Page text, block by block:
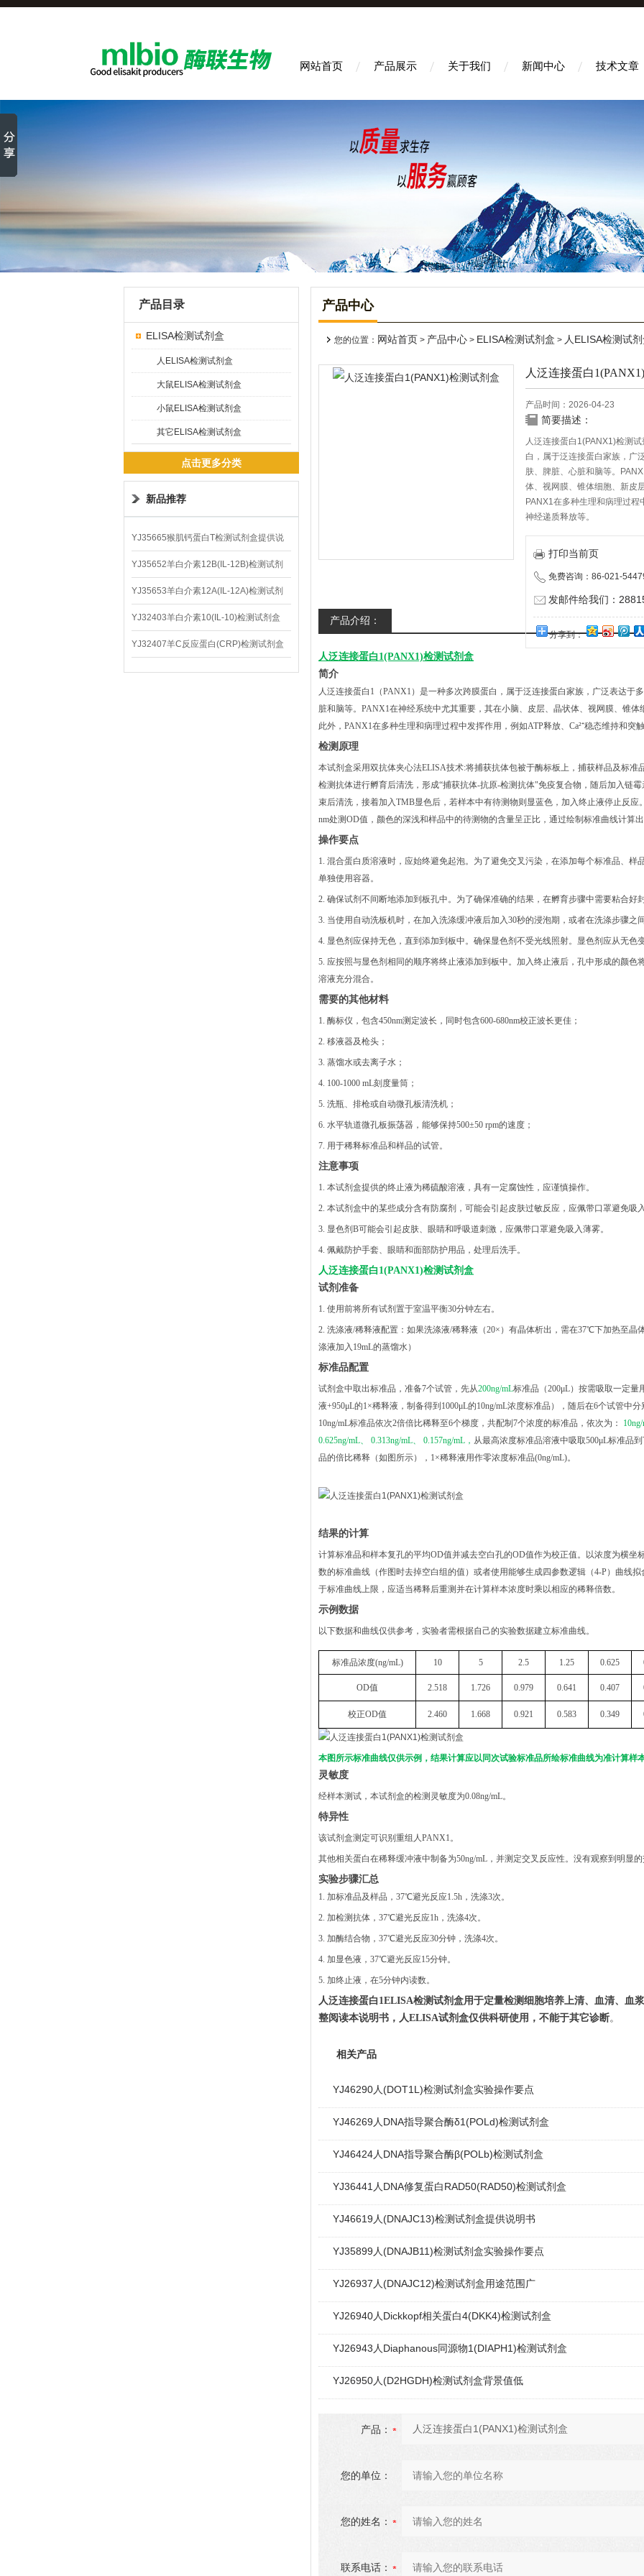
网站首页 产品展示 关于我们 新闻中心 技术文章
产品目录
ELISA检测试剂盒
人ELISA检测试剂盒
大鼠ELISA检测试剂盒
小鼠ELISA检测试剂盒
其它ELISA检测试剂盒
点击更多分类
新品推荐
YJ35665猴肌钙蛋白T检测试剂盒提供说
明书
YJ35652羊白介素12B(IL-12B)检测试剂
盒
YJ35653羊白介素12A(IL-12A)检测试剂
盒
YJ32403羊白介素10(IL-10)检测试剂盒
YJ32407羊C反应蛋白(CRP)检测试剂盒
产品中心
您的位置： 网站首页 > 产品中心 > ELISA检测试剂盒 > 人ELISA检测试
人泛连接蛋白
产品时间：2026-04-23
简要描述：
人泛连接蛋白1(PANX1)检测
白，属于泛连接蛋白家族，广
肤、脾脏、心脏和脑等。
体、视网膜、锥体细胞、新皮
PANX1在多种生理和病理过程
神经递质释放等。
打印当前页
免费咨询：86-021-
发邮件给我们：
分享到：
产品介绍：
人泛连接蛋白1(PANX1)检测试剂盒
简介
人泛连接蛋白 1（PANX1）是一种多次跨膜蛋白，属于泛连接蛋白家族，广泛表达于
脏和脑等。PANX1在神经系统中尤其重要，其在小脑、皮层、晶状体、视网膜、锥
此外，PANX1在多种生理和病理过程中发挥作用，例如ATP释放、Ca²⁺稳态维持和突
检测原理
本试剂盒采用双抗体夹心法ELISA技术:将捕获抗体包被于酶标板上，捕获样品及标准
检测抗体进行孵育后清洗，形成“捕获抗体-抗原-检测抗体"免疫复合物，随后加入链
束后清洗，接着加入TMB显色后，若样本中有待测物则显蓝色，加入终止液停止反
nm处测OD值，颜色的深浅和样品中的待测物的含量呈正比，通过绘制标准曲线计算
操作要点
1. 混合蛋白质溶液时，应始终避免起泡。为了避免交叉污染，在添加每个标准品、
单独使用容器。
2. 确保试剂不间断地添加到板孔中。为了确保准确的结果，在孵育步骤中需要粘合好
3. 当使用自动洗板机时，在加入洗涤缓冲液后加入30秒的浸泡期，或者在洗涤步骤之
4. 显色剂应保持无色，直到添加到板中。确保显色剂不受光线照射。显色剂应从无色
5. 应按照与显色剂相同的顺序将终止液添加到板中。加入终止液后，孔中形成的颜色
溶液充分混合。
需要的其他材料
1. 酶标仪，包含450nm测定波长，同时包含600-680nm校正波长更佳；
2. 移液器及枪头；
3. 蒸馏水或去离子水；
4. 100-1000 mL刻度量筒；
5. 洗瓶、排枪或自动微孔板清洗机；
6. 水平轨道微孔板振荡器，能够保持500±50 rpm的速度；
7. 用于稀释标准品和样品的试管。
注意事项
1. 本试剂盒提供的终止液为稀硫酸溶液，具有一定腐蚀性，应谨慎操作。
2. 本试剂盒中的某些成分含有防腐剂，可能会引起皮肤过敏反应，应佩带口罩避免吸
3. 显色剂B可能会引起皮肤、眼睛和呼吸道刺激，应佩带口罩避免吸入薄雾。
4. 佩戴防护手套、眼睛和面部防护用品，处理后洗手。
人泛连接蛋白 1(PANX1)检测试剂盒
试剂准备
1. 使用前将所有试剂置于室温平衡30分钟左右。
2. 洗涤液/稀释液配置：如果洗涤液/稀释液（20×）有晶体析出，需在37℃下加热⾄晶
涤液加入19mL的蒸馏水）
标准品配置
试剂盒中取出标准品，准备7个试管，先从200ng/mL标准品（200μL）按需吸取一定量
液+950μL的1×稀释液，制备得到1000μL的10ng/mL浓度标准品），随后在6个试管中
10ng/mL标准品依次2倍倍比稀释至6个梯度，共配制7个浓度的标准品，依次为：
0.625ng/mL、 0.313ng/mL、 0.157ng/mL， 从最高浓度标准品溶液中吸取500μL标准品
品的倍比稀释（如图所示），1×稀释液用作零浓度标准品(0ng/mL)。
结果的计算
计算标准品和样本复孔的平均OD值并减去空白孔的OD值作为校正值。以浓度为横坐
数的标准曲线（作图时去掉空白组的值）或者使用能够生成四参数逻辑（4-P）曲线
于标准曲线上限，应适当稀释后重测并在计算样本浓度时乘以相应的稀释倍数。
示例数据
以下数据和曲线仅供参考，实验者需根据自己的实验数据建立标准曲线。
标准品浓度(ng/mL) 10 5 2.5 1.25 0.625
OD值 2.518 1.726 0.979 0.641 0.407
校正OD值 2.460 1.668 0.921 0.583 0.349
本图所示标准曲线仅供示例，结果计算应以同次试验标准品所绘标准曲线为准计算样
灵敏度
经样本测试，本试剂盒的检测灵敏度为0.08ng/mL。
特异性
该试剂盒测定可识别重组 人PANX1。
其他相关蛋白在稀释缓冲液中制备为50ng/mL，并测定交叉反应性。没有观察到明显
实验步骤汇总
1. 加标准品及样品，37℃避光反应1.5h，洗涤3次。
2. 加检测抗体， 37℃避光反应1h，洗涤4次。
3. 加酶结合物， 37℃避光反应30分钟，洗涤4次。
4. 加显色液，37℃避光反应15分钟。
5. 加终止液，在5分钟内读数。
人泛连接蛋白 1ELISA检测试剂盒用于定量检测细胞培养上清、血清、血
整阅读本说明书 ， 人ELISA试剂盒仅供科研使用，不能于其它诊断。
相关产品
YJ46290人(DOT1L)检测试剂盒实验操作要点
YJ46269人DNA指导聚合酶δ1(POLd)检测试剂盒
YJ46424人DNA指导聚合酶β(POLb)检测试剂盒
YJ36441人DNA修复蛋白RAD50(RAD50)检测试剂盒
YJ46619人(DNAJC13)检测试剂盒提供说明书
YJ35899人(DNAJB11)检测试剂盒实验操作要点
YJ26937人(DNAJC12)检测试剂盒用途范围广
YJ26940人Dickkopf相关蛋白4(DKK4)检测试剂盒
YJ26943人Diaphanous同源物1(DIAPH1)检测试剂盒
YJ26950人(D2HGDH)检测试剂盒背景值低
产品：
您的单位：
您的姓名：
联系电话：